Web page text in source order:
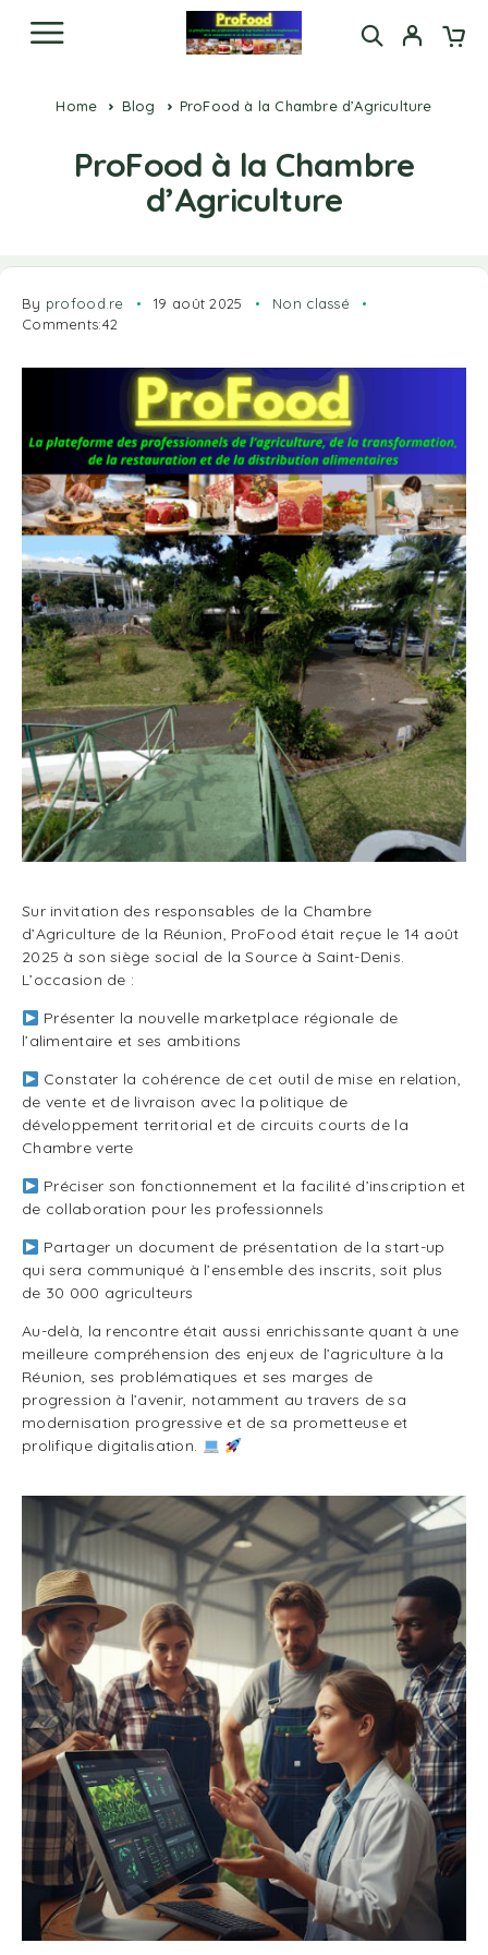
Home Blog ProFood à la Chambre d’Agriculture
ProFood à la Chambre
d’Agriculture
By profood.re 19 août 2025
Non classé
Comments:42
Sur invitation des responsables de la Chambre
d’Agriculture de la Réunion, ProFood était reçue le 14 août
2025 à son siège social de la Source à Saint-Denis.
L’occasion de :
Présenter la nouvelle marketplace régionale de
l’alimentaire et ses ambitions
Constater la cohérence de cet outil de mise en relation,
de vente et de livraison avec la politique de
développement territorial et de circuits courts de la
Chambre verte
Préciser son fonctionnement et la facilité d’inscription et
de collaboration pour les professionnels
Partager un document de présentation de la start-up
qui sera communiqué à l’ensemble des inscrits, soit plus
de 30 000 agriculteurs
Au-delà, la rencontre était aussi enrichissante quant à une
meilleure compréhension des enjeux de l’agriculture à la
Réunion, ses problématiques et ses marges de
progression à l’avenir, notamment au travers de sa
modernisation progressive et de sa prometteuse et
prolifique digitalisation.